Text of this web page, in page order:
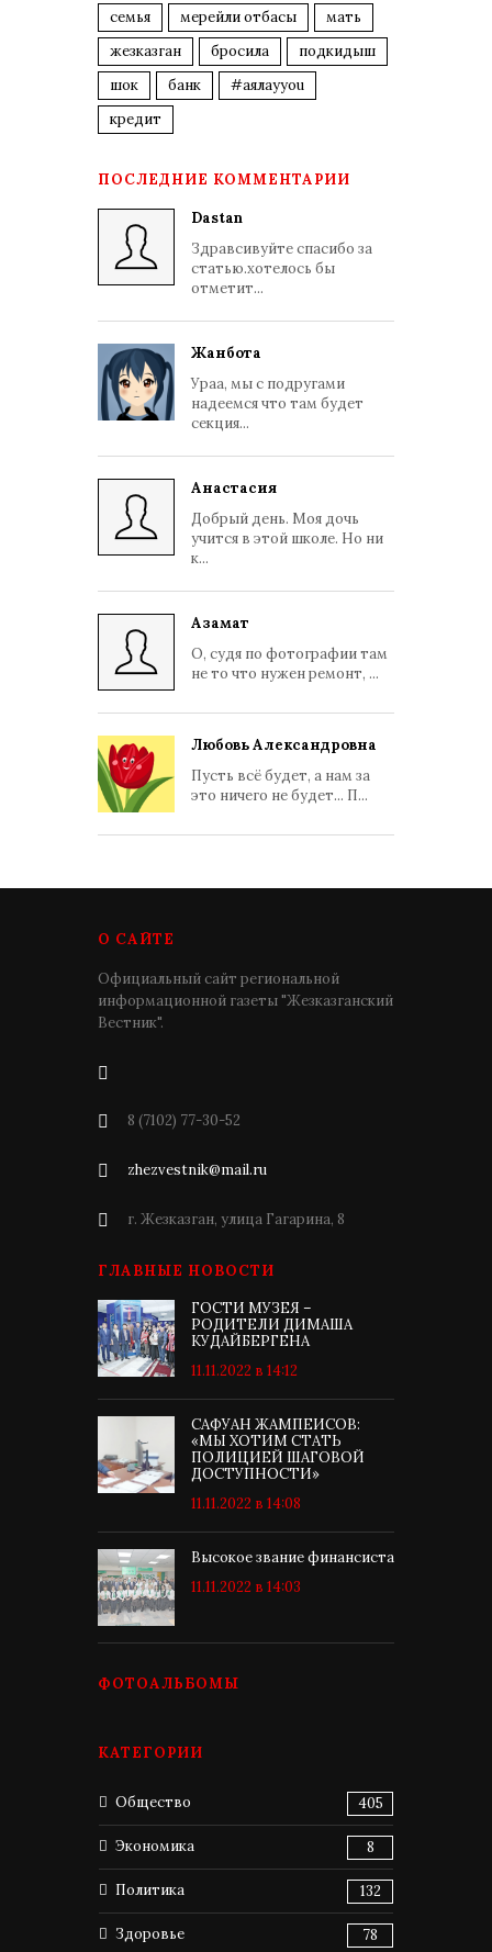
семья мерейли отбасы
мать
жезказган
бросила
подкидыш
шок
банк
#аялауyou
кредит
ПОСЛЕДНИЕ КОММЕНТАРИИ
Dastan
Здравсивуйте спасибо за
статью.хотелось бы
отметит...
Жанбота
Ураа, мы с подругами
надеемся что там будет
секция...
Анастасия
Добрый день. Моя дочь
учится в этой школе. Но ни
к...
Азамат
О, судя по фотографии там
не то что нужен ремонт, ...
Любовь Александровна
Пусть всё будет, а нам за
это ничего не будет... П...
О САЙТЕ
Официальный сайт региональной
информационной газеты "Жезказганский
Вестник".
8 (7102) 77-30-52
zhezvestnik@mail.ru
г. Жезказган, улица Гагарина, 8
ГЛАВНЫЕ НОВОСТИ
ГОСТИ МУЗЕЯ –
РОДИТЕЛИ ДИМАША
КУДАЙБЕРГЕНА
11.11.2022 в 14:12
САФУАН ЖАМПЕИСОВ:
«МЫ ХОТИМ СТАТЬ
ПОЛИЦИЕЙ ШАГОВОЙ
ДОСТУПНОСТИ»
11.11.2022 в 14:08
Высокое звание финансиста
11.11.2022 в 14:03
ФОТОАЛЬБОМЫ
КАТЕГОРИИ
Общество 405
Экономика 8
Политика 132
Здоровье 78